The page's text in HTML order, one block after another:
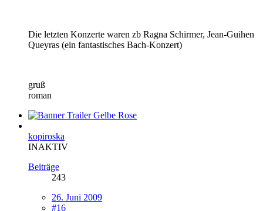
Die letzten Konzerte waren zb Ragna Schirmer, Jean-Guihen
Queyras (ein fantastisches Bach-Konzert)
gruß
roman
kopiroska
INAKTIV
Beiträge
243
26. Juni 2009
#16